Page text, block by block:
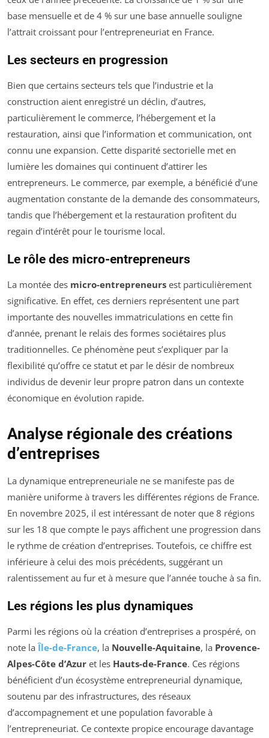
base mensuelle et de 4 % sur une base annuelle souligne
l’attrait croissant pour l’entrepreneuriat en France.
Les secteurs en progression
Bien que certains secteurs tels que l’industrie et la
construction aient enregistré un déclin, d’autres,
particulièrement le commerce, l’hébergement et la
restauration, ainsi que l’information et communication, ont
connu une expansion. Cette disparité sectorielle met en
lumière les domaines qui continuent d’attirer les
entrepreneurs. Le commerce, par exemple, a bénéficié d’une
augmentation constante de la demande des consommateurs,
tandis que l’hébergement et la restauration profitent du
regain d’intérêt pour le tourisme local.
Le rôle des micro-entrepreneurs
La montée des micro-entrepreneurs est particulièrement
significative. En effet, ces derniers représentent une part
importante des nouvelles immatriculations en cette fin
d’année, prenant le relais des formes sociétaires plus
traditionnelles. Ce phénomène peut s’expliquer par la
flexibilité qu’offre ce statut et par le désir de nombreux
individus de devenir leur propre patron dans un contexte
économique en évolution rapide.
Analyse régionale des créations
d’entreprises
La dynamique entrepreneuriale ne se manifeste pas de
manière uniforme à travers les différentes régions de France.
En novembre 2025, il est intéressant de noter que 8 régions
sur les 18 que compte le pays affichent une progression dans
le rythme de création d’entreprises. Toutefois, ce chiffre est
inférieure à celui des mois précédents, suggérant un
ralentissement au fur et à mesure que l’année touche à sa fin.
Les régions les plus dynamiques
Parmi les régions où la création d’entreprises a prospéré, on
note laÎle-de-France, la Nouvelle-Aquitaine, la Provence-
Alpes-Côte d’Azur et les Hauts-de-France. Ces régions
bénéficient d’un écosystème entrepreneurial dynamique,
soutenu par des infrastructures, des réseaux
d’accompagnement et une population favorable à
l’entrepreneuriat. Ce contexte propice encourage davantage